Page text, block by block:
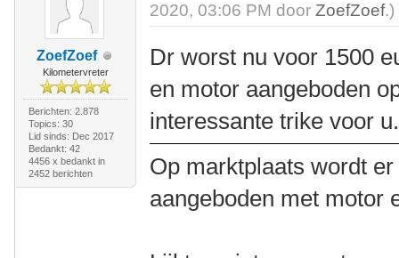
ZoefZoef
Kilometervreter
Berichten: 2.878
Topics: 30
Lid sinds: Dec 2017
Bedankt: 42
4456 x bedankt in
2452 berichten
2020, 03:06 PM doorZoefZoef.)
Dr worst nu voor 1500
en motor aangeboden
interessante trike voor u.
Op marktplaats wordt
aangeboden met motor